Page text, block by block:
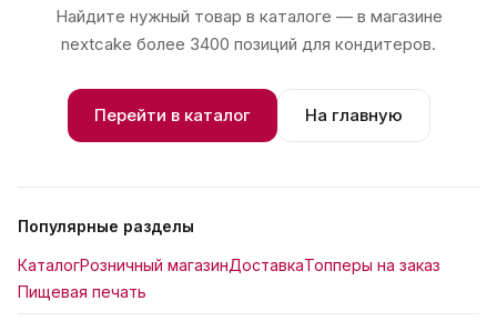
Найдите нужный товар в каталоге — в магазине
nextcake более 3400 позиций для кондитеров.
Перейти в каталог На главную
Популярные разделы
КаталогРозничный магазинДоставкаТопперы на заказ
Пищевая печать